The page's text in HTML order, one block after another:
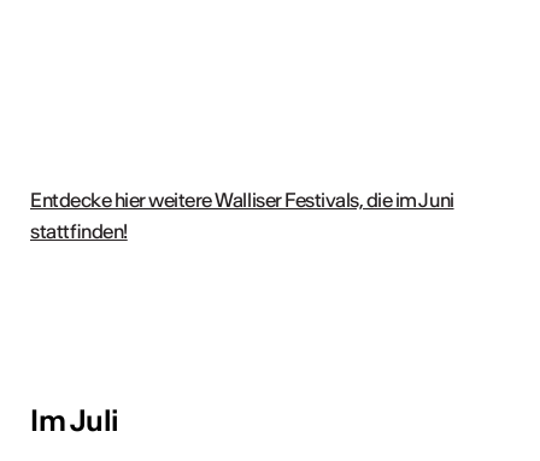
Entdecke hier weitere Walliser Festivals, die im Juni
stattfinden!
Im Juli